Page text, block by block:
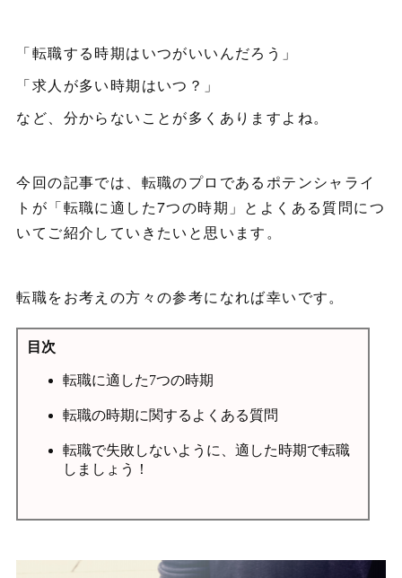
「転職する時期はいつがいいんだろう」
「求人が多い時期はいつ？」
など、分からないことが多くありますよね。
今回の記事では、転職のプロであるポテンシャライ
トが「転職に適した7つの時期」とよくある質問につ
いてご紹介していきたいと思います。
転職をお考えの方々の参考になれば幸いです。